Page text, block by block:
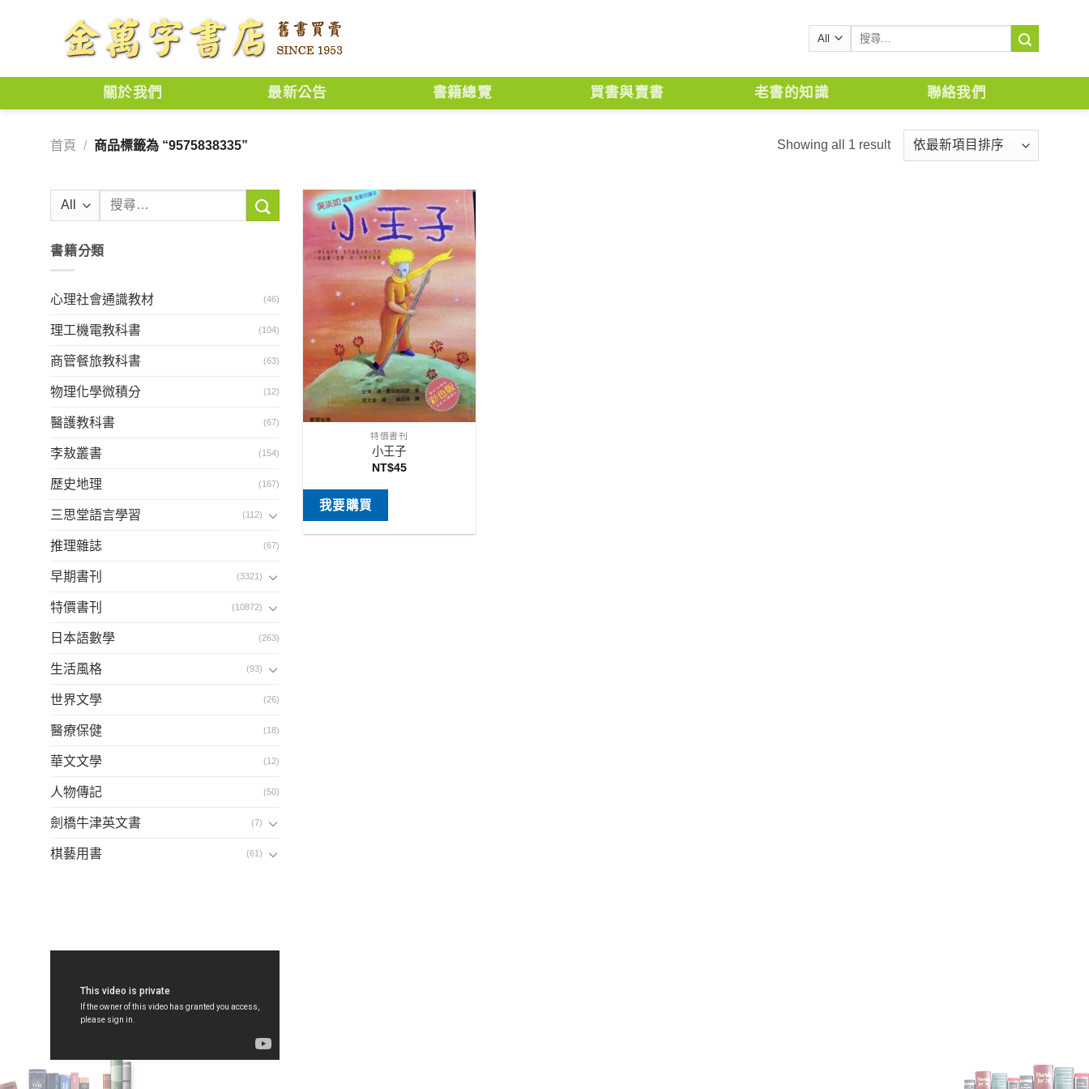
搜
鍵
關於我們 最新公告 書籍總覽 買書與賣書 老書的知識 聯絡我們
首頁 / 商品標籤為 “9575838335” Showing all 1 result
搜
鍵
書籍分類
心理社會通識教材 (46)
理工機電教科書 (104)
商管餐旅教科書 (63)
物理化學微積分 (12)
醫護教科書 (67)
李敖叢書 (154)
歷史地理 (167)
三思堂語言學習 (112)
推理雜誌 (67)
早期書刊 (3321)
特價書刊 (10872)
日本語數學 (263)
生活風格 (93)
世界文學 (26)
醫療保健 (18)
華文文學 (12)
人物傳記 (50)
劍橋牛津英文書 (7)
棋藝用書 (61)
特價書刊
小王子
NT$45
我要購買